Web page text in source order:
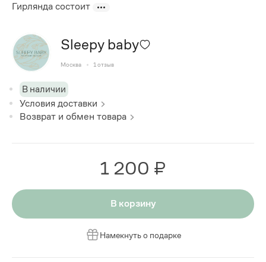
Гирлянда состоит
Sleepy baby
Москва 1 отзыв
В наличии
Условия доставки
Возврат и обмен товара
1 200 ₽
В корзину
Намекнуть о подарке